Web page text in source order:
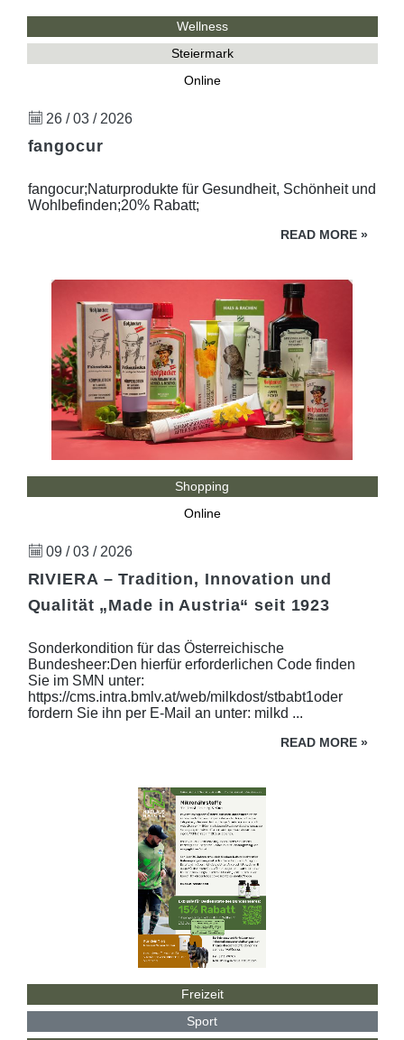
Wellness
Steiermark
Online
26 / 03 / 2026
fangocur
fangocur;Naturprodukte für Gesundheit, Schönheit und
Wohlbefinden;20% Rabatt;
READ MORE »
Shopping
Online
09 / 03 / 2026
RIVIERA – Tradition, Innovation und
Qualität „Made in Austria“ seit 1923
Sonderkondition für das Österreichische
Bundesheer:Den hierfür erforderlichen Code finden
Sie im SMN unter:
https://cms.intra.bmlv.at/web/milkdost/stbabt1oder
fordern Sie ihn per E-Mail an unter: milkd ...
READ MORE »
Freizeit
Sport